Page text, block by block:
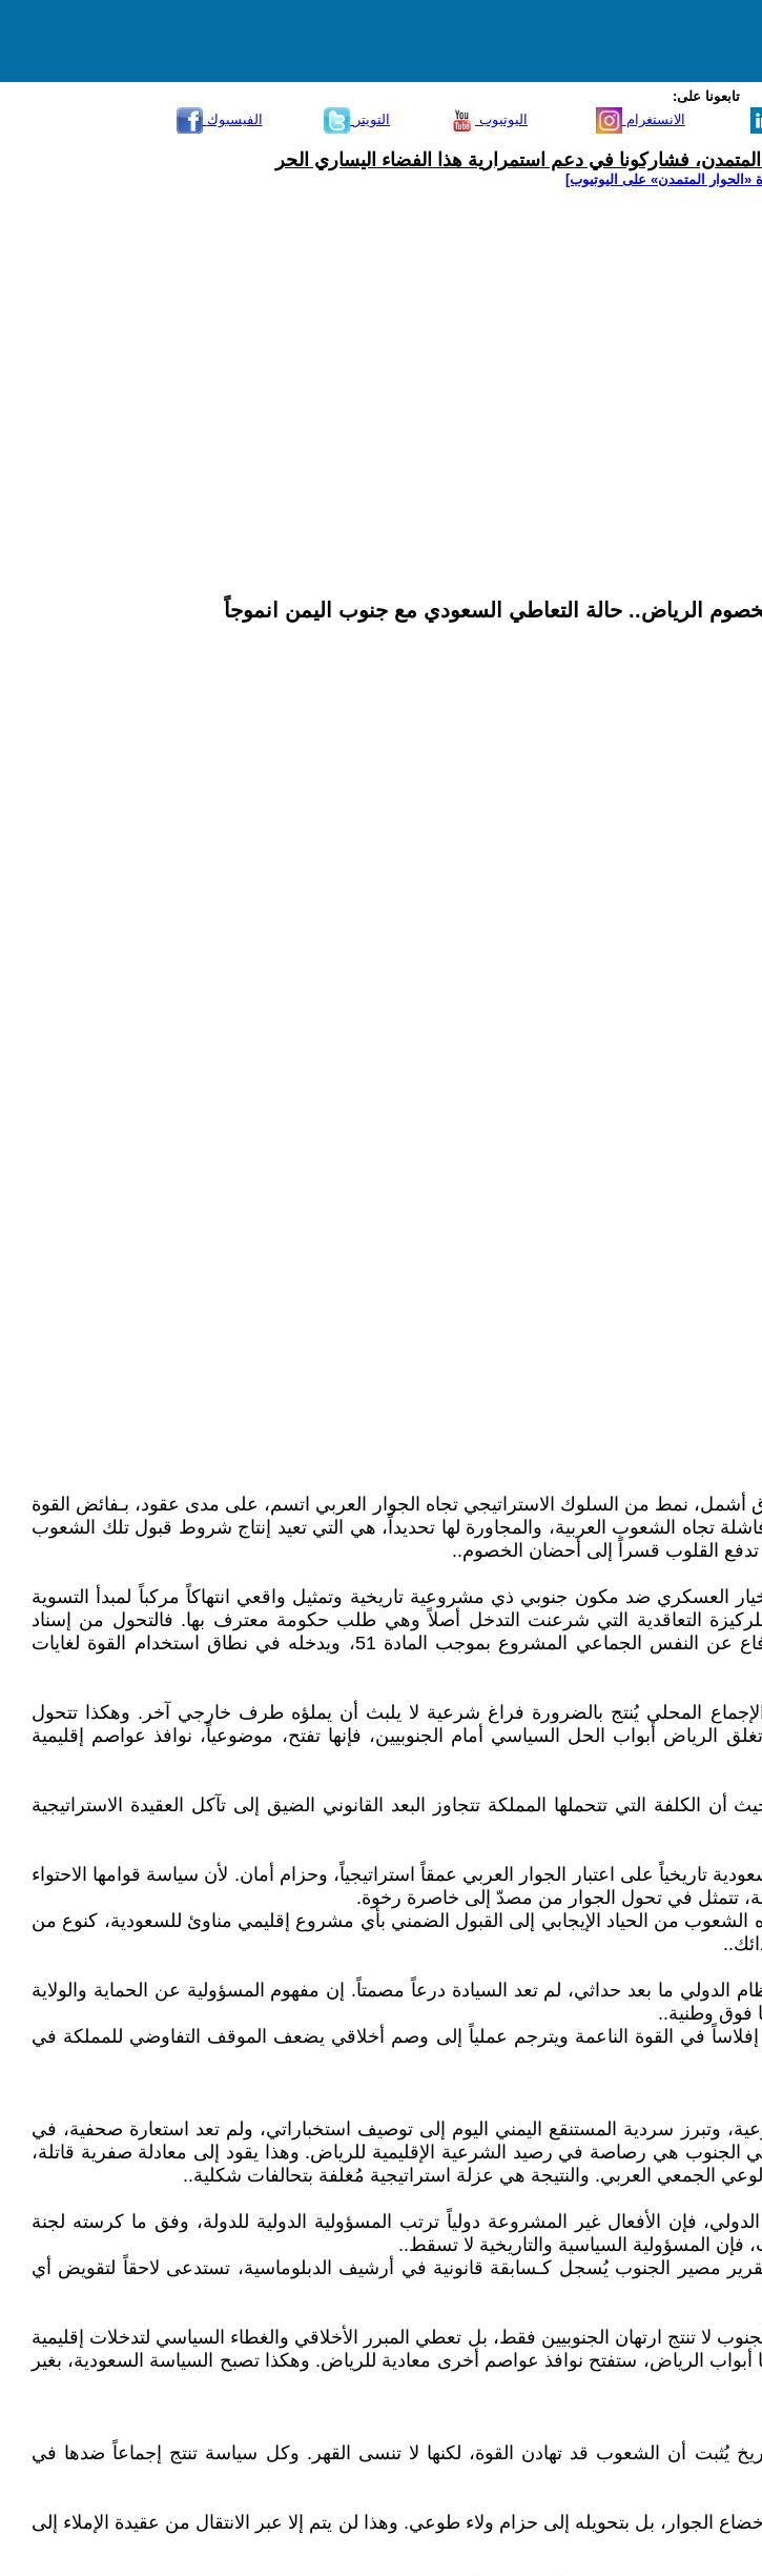
تابعونا على:
الفيسبوك
التويتر اليوتيوب الانستغرام
فشاركونا في دعم استمرارية هذا الفضاء اليساري الحر
‫«الحوار المتمدن» على اليوتيوب]
أشمل، نمط من السلوك الاستراتيجي تجاه الجوار العربي اتسم، على مدى عقود، بـفائض القوة
تجاه الشعوب العربية، والمجاورة لها تحديداً، هي التي تعيد إنتاج شروط قبول تلك الشعوب
تدفع القلوب قسراً إلى أحضان الخصوم..
العسكري ضد مكون جنوبي ذي مشروعية تاريخية وتمثيل واقعي انتهاكاً مركباً لمبدأ التسوية
من ميثاق الأمم المتحدة، ونسفاً للركيزة التعاقدية التي شرعنت التدخل أصلاً وهي طلب حكومة معترف بها. فالتحول من إسناد
الشرعية الدستورية إلى هندسة الإرادات الشعبية بالقوة يخرج الفعل من دائرة الدفاع عن النفس الجماعي المشروع بموجب المادة 51، ويدخله في نطاق استخدام القوة لغايات
المحلي يُنتج بالضرورة فراغ شرعية لا يلبث أن يملؤه طرف خارجي آخر. وهكذا تتحول
الرياض أبواب الحل السياسي أمام الجنوبيين، فإنها تفتح، موضوعياً، نوافذ عواصم إقليمية
الكلفة التي تتحملها المملكة تتجاوز البعد القانوني الضيق إلى تآكل العقيدة الاستراتيجية
تاريخياً على اعتبار الجوار العربي عمقاً استراتيجياً، وحزام أمان. لأن سياسة قوامها الاحتواء
تتمثل في تحول الجوار من مصدّ إلى خاصرة رخوة.
الشعوب من الحياد الإيجابي إلى القبول الضمني بأي مشروع إقليمي مناوئ للسعودية، كنوع من
الدولي ما بعد حداثي، لم تعد السيادة درعاً مصمتاً. إن مفهوم المسؤولية عن الحماية والولاية
فوق وطنية..
في القوة الناعمة ويترجم عملياً إلى وصم أخلاقي يضعف الموقف التفاوضي للمملكة في
وتبرز سردية المستنقع اليمني اليوم إلى توصيف استخباراتي، ولم تعد استعارة صحفية، في
هي رصاصة في رصيد الشرعية الإقليمية للرياض. وهذا يقود إلى معادلة صفرية قاتلة،
الجمعي العربي. والنتيجة هي عزلة استراتيجية مُغلفة بتحالفات شكلية..
فإن الأفعال غير المشروعة دولياً ترتب المسؤولية الدولية للدولة، وفق ما كرسته لجنة
فإن المسؤولية السياسية والتاريخية لا تسقط..
مصير الجنوب يُسجل كـسابقة قانونية في أرشيف الدبلوماسية، تستدعى لاحقاً لتقويض أي
تنتج ارتهان الجنوبيين فقط، بل تعطي المبرر الأخلاقي والغطاء السياسي لتدخلات إقليمية
الرياض، ستفتح نوافذ عواصم أخرى معادية للرياض. وهكذا تصبح السياسة السعودية، بغير
يُثبت أن الشعوب قد تهادن القوة، لكنها لا تنسى القهر. وكل سياسة تنتج إجماعاً ضدها في
الجوار، بل بتحويله إلى حزام ولاء طوعي. وهذا لن يتم إلا عبر الانتقال من عقيدة الإملاء إلى